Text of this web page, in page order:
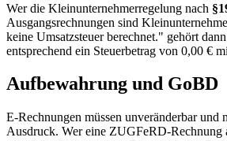
Wer die Kleinunternehmerregelung nach
Ausgangsrechnungen sind
keine Umsatzsteuer berechnet." gehört
entsprechend ein Steuerbetrag von 0,00 €
Aufbewahrung und GoBD
E-Rechnungen müssen unveränderbar und
Ausdruck. Wer eine ZUGFeRD-Rechnung